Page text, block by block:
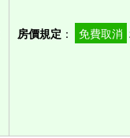
房價規定 ： 免費取消